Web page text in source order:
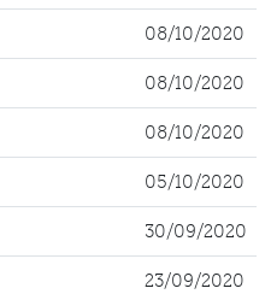
08/10/2020
08/10/2020
08/10/2020
05/10/2020
30/09/2020
23/09/2020